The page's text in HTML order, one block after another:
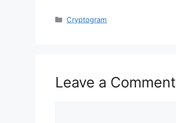
Categories
Cryptogram
Leave a Comment